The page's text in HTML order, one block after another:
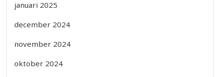
januari 2025
december 2024
november 2024
oktober 2024